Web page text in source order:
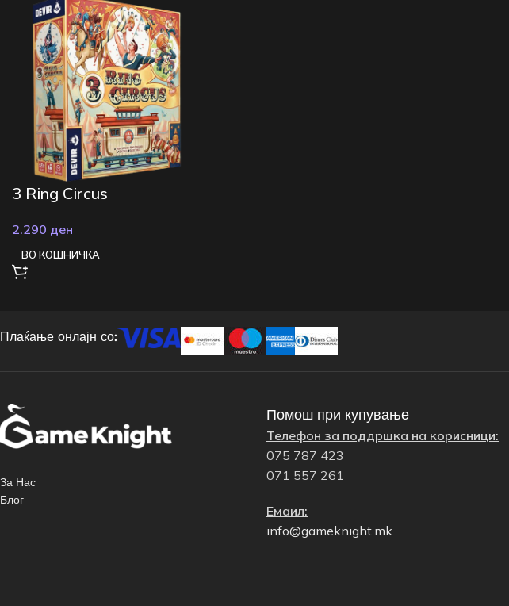
3 Ring Circus
2.290 ден
ВО КОШНИЧКА
Плаќање онлајн со:
За Нас
Блог
Помош при купување
Телефон за поддршка на корисници:
075 787 423
071 557 261
Емаил:
info@gameknight.mk